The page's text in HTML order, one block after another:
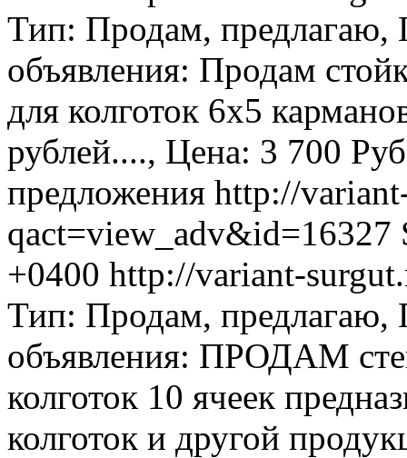
Тип: Продам, предлагаю,
объявления: Продам
для колготок 6х5
рублей...., Цена: 3 700
предложения http://
qact=view_adv&id=16327
+0400 http://variant-
Тип: Продам, предлагаю,
объявления: ПРОДАМ
колготок 10 ячеек
колготок и другой